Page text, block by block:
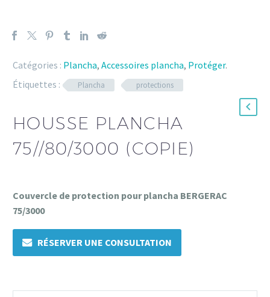
Catégories : Plancha, Accessoires plancha, Protéger.
Étiquettes :
Plancha protections
HOUSSE PLANCHA
75//80/3000 (COPIE)
Couvercle de protection pour plancha BERGERAC
75/3000
RÉSERVER UNE CONSULTATION